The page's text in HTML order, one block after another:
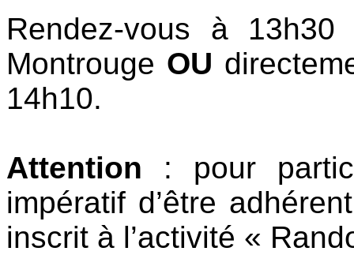
Rendez-vous à
Montrouge OU
14h10.
Attention : pour
impératif d’être
inscrit à l’activité «